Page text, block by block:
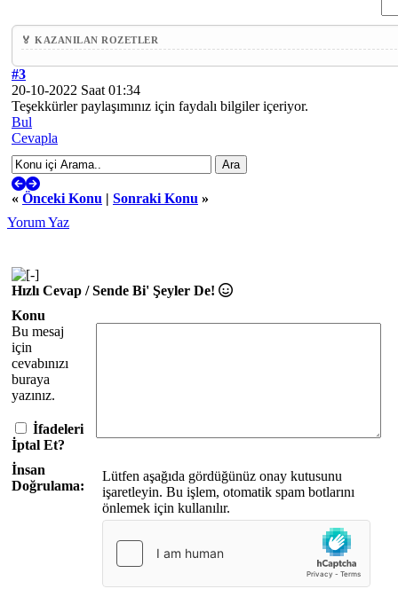
🏅 KAZANILAN ROZETLER
#3
20-10-2022 Saat 01:34
Teşekkürler paylaşımınız için faydalı bilgiler içeriyor.
Bul
Cevapla
« Önceki Konu | Sonraki Konu »
Yorum Yaz
Hızlı Cevap / Sende Bi' Şeyler De!
Konu
Bu mesaj
için
cevabınızı
buraya
yazınız.
İfadeleri
İptal Et?
İnsan
Doğrulama:
Lütfen aşağıda gördüğünüz onay kutusunu
işaretleyin. Bu işlem, otomatik spam botlarını
önlemek için kullanılır.